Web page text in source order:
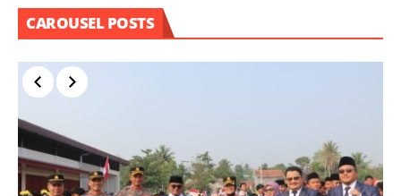
CAROUSEL POSTS